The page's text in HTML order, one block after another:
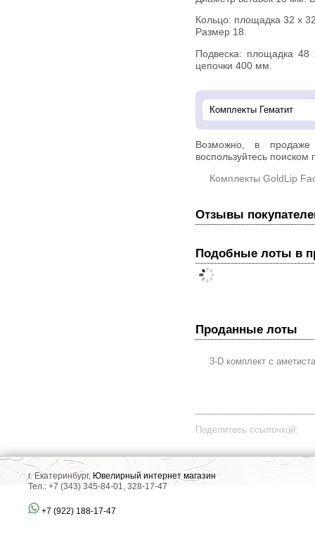
Кольцо: площадка 32 х 32 мм, высота 7 мм. Вес изделия 10,8 г.
Размер 18.
Подвеска: площадка 48 х 47 мм. Вес изделия 33,1 г. Длина
цепочки 400 мм.
Возможно, в
воспользуйтесь поиском
Комплекты GoldLip
Отзывы
Подобные лоты в
Проданные лоты
3-D комплект с
Поделитесь ссылочкой:
г. Екатеринбург, Ювелирный интернет магазин
Тел.: +7 (343) 345-84-01, 328-17-47
+7 (922) 188-17-47